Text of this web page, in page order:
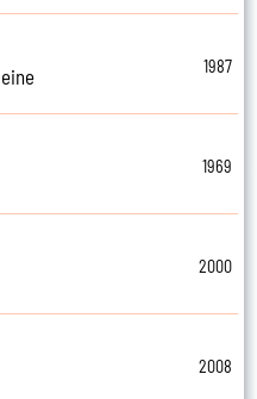
1987
1969
2000
2008